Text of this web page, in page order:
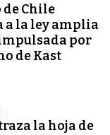
de Chile
a la ley amplia
por
de Kast
la hoja de